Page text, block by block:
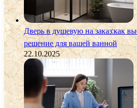
Дверь в душевую на заказ:как
решение для вашей ванной
22.10.2025